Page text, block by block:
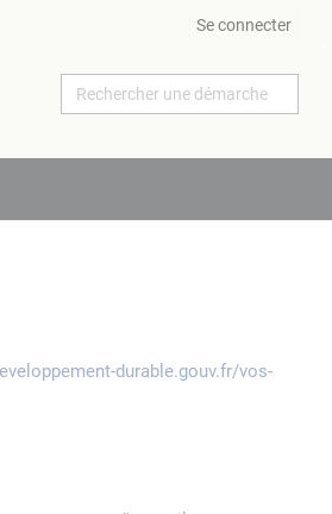
Se connecter
durable.gouv.fr/vos-